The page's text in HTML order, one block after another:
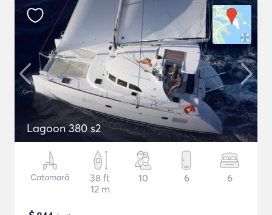
Lagoon 380 s2
Catamarã
38 ft
12 m
10 6 6